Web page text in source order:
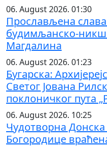
06. August 2026. 01:30
Прослављена слава
будимљанско-
Магдалина
06. August 2026. 01:23
Бугарска:
Светог Јована
поклоничког пута
06. August 2026. 10:25
Чудотворна
Богородице